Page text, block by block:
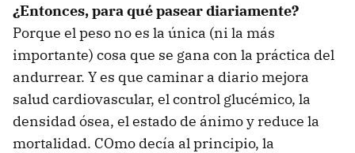
¿Entonces, para qué pasear diariamente?
Porque el peso no es la única (ni la más
importante) cosa que se gana con la práctica del
andurrear. Y es que caminar a diario mejora
salud cardiovascular, el control glucémico, la
densidad ósea, el estado de ánimo y reduce la
mortalidad. COmo decía al principio, la